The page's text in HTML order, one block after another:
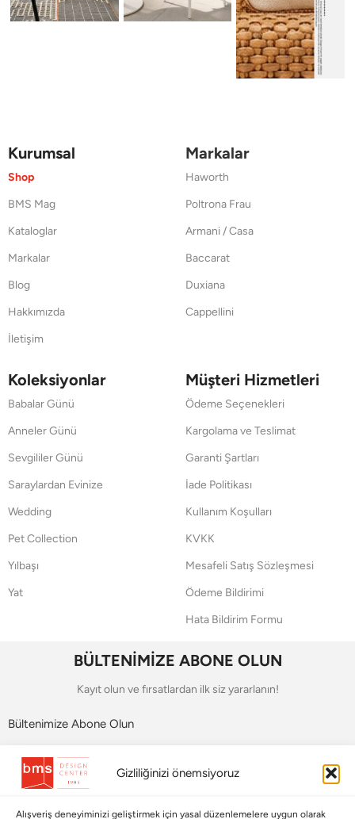
Gizliliğinizi önemsiyoruz
Alışveriş deneyiminizi geliştirmek için yasal düzenlemelere uygun olarak
Kurumsal
Shop
BMS Mag
Kataloglar
Markalar
Blog
Hakkımızda
İletişim
Markalar
Haworth
Poltrona Frau
Armani / Casa
Baccarat
Duxiana
Cappellini
Koleksiyonlar
Babalar Günü
Anneler Günü
Sevgililer Günü
Saraylardan Evinize
Wedding
Pet Collection
Yılbaşı
Yat
Müşteri Hizmetleri
Ödeme Seçenekleri
Kargolama ve Teslimat
Garanti Şartları
İade Politikası
Kullanım Koşulları
KVKK
Mesafeli Satış Sözleşmesi
Ödeme Bildirimi
Hata Bildirim Formu
BÜLTENİMİZE ABONE OLUN
Kayıt olun ve fırsatlardan ilk siz yararlanın!
Bültenimize Abone Olun